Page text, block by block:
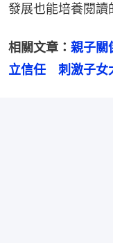
發展也能培養閱讀
相關文章： 親子關
立信任　刺激子女